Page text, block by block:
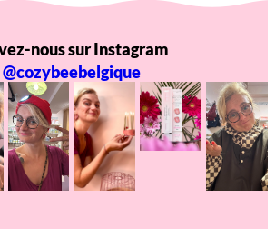
nous sur Instagram
@cozybeebelgique